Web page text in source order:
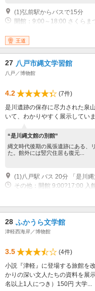
(1)弘前駅からバスで15分
開館：9:00～18:00 さくらま
王道
27 八戸市縄文学習館
八戸／博物館
4.2
(7件)
是川遺跡の保存に尽力された泉
いて、わかりやすく展示していま
“是川縄文館の別館”
縄文時代後期の風張遺跡にある、
た。館外には竪穴住居も復元...
(1)八戸駅 バス 20分 「是川
その他：開館 9:00?17:00 入
開館 休館日 祝日の翌日（土
28 ふかうら文学館
津軽西海岸／博物館
3.5
(4件)
小説『津軽』に登場する旅館を
かりの深い文人たちの資料を展
名以上1人につき）150円 大学...